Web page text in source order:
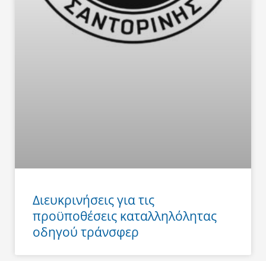
Διευκρινήσεις για τις
προϋποθέσεις καταλληλόλητας
οδηγού τράνσφερ